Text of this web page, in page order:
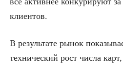
клиентов.
В результате рынок
технический рост числа